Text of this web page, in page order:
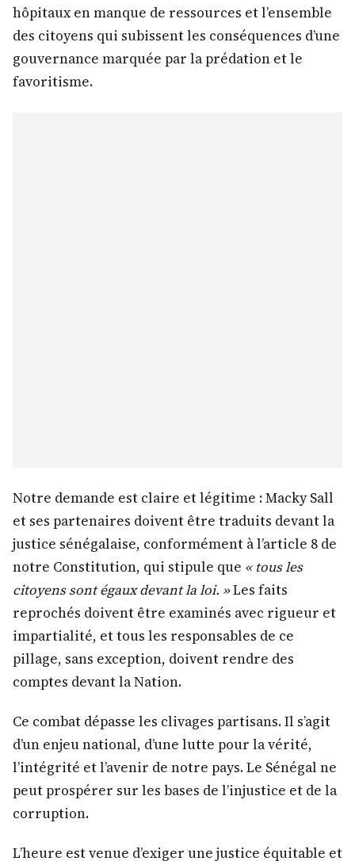
hôpitaux en manque de ressources et l’ensemble
des citoyens qui subissent les conséquences d’une
gouvernance marquée par la prédation et le
favoritisme.
Notre demande est claire et légitime : Macky Sall
et ses partenaires doivent être traduits devant la
justice sénégalaise, conformément à l’article 8 de
notre Constitution, qui stipule que « tous les
citoyens sont égaux devant la loi. »Les faits
reprochés doivent être examinés avec rigueur et
impartialité, et tous les responsables de ce
pillage, sans exception, doivent rendre des
comptes devant la Nation.
Ce combat dépasse les clivages partisans. Il s’agit
d’un enjeu national, d’une lutte pour la vérité,
l’intégrité et l’avenir de notre pays. Le Sénégal ne
peut prospérer sur les bases de l’injustice et de la
corruption.
L’heure est venue d’exiger une justice équitable et